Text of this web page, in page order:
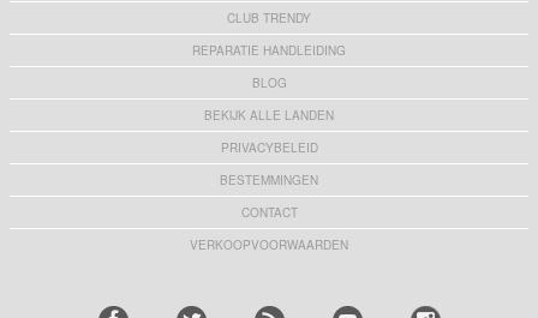
CLUB TRENDY
REPARATIE HANDLEIDING
BLOG
BEKIJK ALLE LANDEN
PRIVACYBELEID
BESTEMMINGEN
CONTACT
VERKOOPVOORWAARDEN